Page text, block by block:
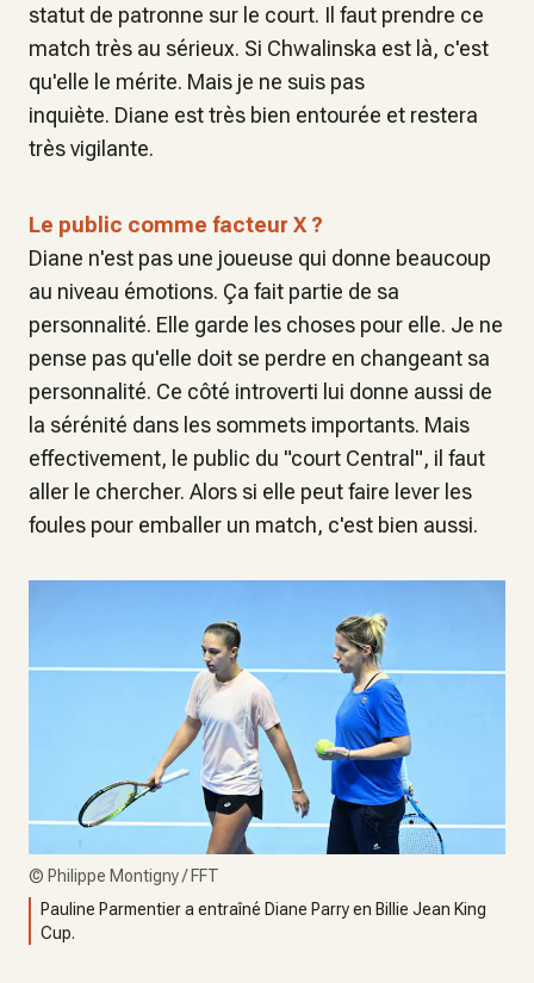
statut de patronne sur le court. Il faut prendre ce
match très au sérieux. Si Chwalinska est là, c'est
qu'elle le mérite. Mais je ne suis pas
inquiète. Diane est très bien entourée et restera
très vigilante.
Le public comme facteur X ?
Diane n'est pas une joueuse qui donne beaucoup
au niveau émotions. Ça fait partie de sa
personnalité. Elle garde les choses pour elle. Je ne
pense pas qu'elle doit se perdre en changeant sa
personnalité. Ce côté introverti lui donne aussi de
la sérénité dans les sommets importants. Mais
effectivement, le public du "court Central", il faut
aller le chercher. Alors si elle peut faire lever les
foules pour emballer un match, c'est bien aussi.
© Philippe Montigny / FFT
Pauline Parmentier a entraîné Diane Parry en Billie Jean King
Cup.